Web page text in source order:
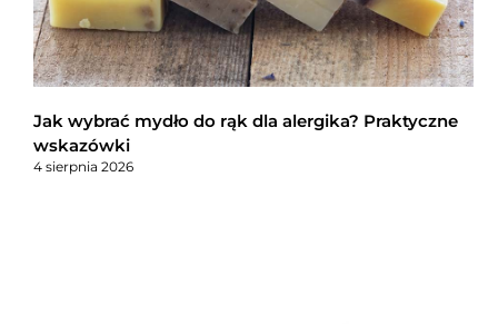
Jak wybrać mydło do rąk dla alergika? Praktyczne
wskazówki
4 sierpnia 2026